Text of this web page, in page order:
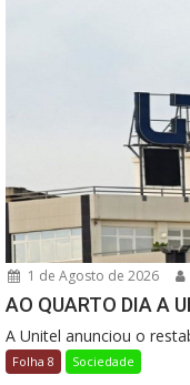
1 de Agosto de 2026
AO QUARTO DIA A
A Unitel anunciou o
Folha 8 Sociedade